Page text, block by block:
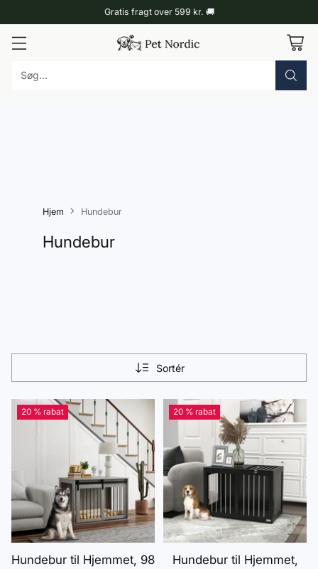
Gratis fragt over 599 kr. 🚚
Søg...
Hjem Hundebur
Hundebur
Sortér
20 % rabat
Hundebur til Hjemmet, 98
20 % rabat
Hundebur til Hjemmet,